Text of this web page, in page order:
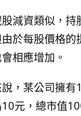
減資類似，持
於每股價格的
相應增加。
，某公司擁有
元，總市值